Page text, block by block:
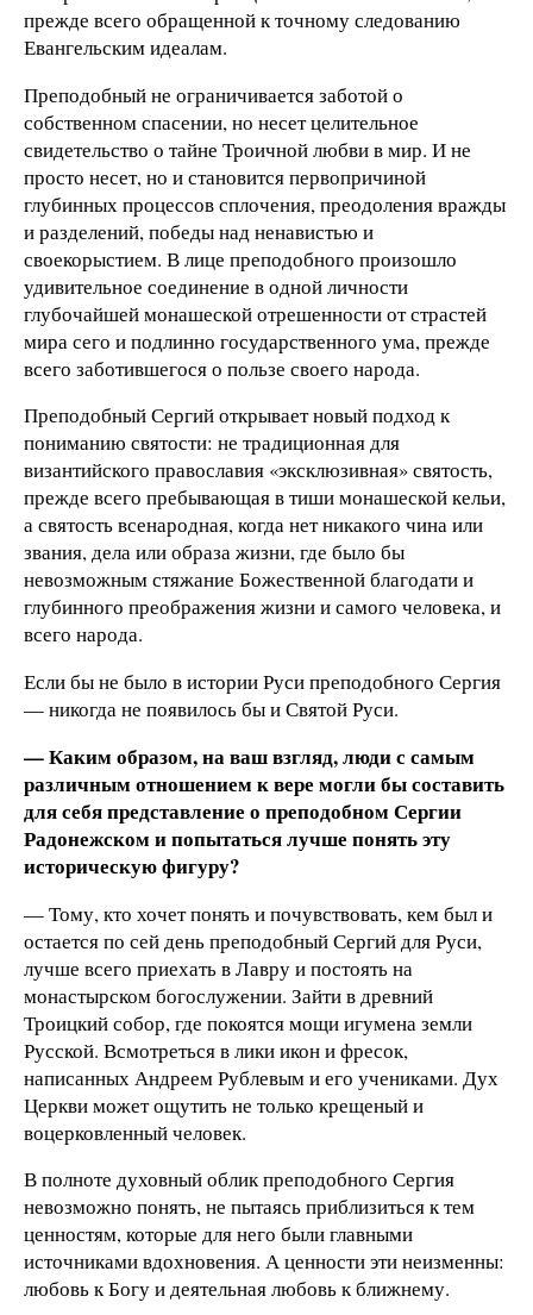
прежде всего обращенной к точному следованию
Евангельским идеалам.
Преподобный не ограничивается заботой о
собственном спасении, но несет целительное
свидетельство о тайне Троичной любви в мир. И не
просто несет, но и становится первопричиной
глубинных процессов сплочения, преодоления вражды
и разделений, победы над ненавистью и
своекорыстием. В лице преподобного произошло
удивительное соединение в одной личности
глубочайшей монашеской отрешенности от страстей
мира сего и подлинно государственного ума, прежде
всего заботившегося о пользе своего народа.
Преподобный Сергий открывает новый подход к
пониманию святости: не традиционная для
византийского православия «эксклюзивная» святость,
прежде всего пребывающая в тиши монашеской кельи,
а святость всенародная, когда нет никакого чина или
звания, дела или образа жизни, где было бы
невозможным стяжание Божественной благодати и
глубинного преображения жизни и самого человека, и
всего народа.
Если бы не было в истории Руси преподобного Сергия
— никогда не появилось бы и Святой Руси.
— Каким образом, на ваш взгляд, люди с самым
различным отношением к вере могли бы составить
для себя представление о преподобном Сергии
Радонежском и попытаться лучше понять эту
историческую фигуру?
— Тому, кто хочет понять и почувствовать, кем был и
остается по сей день преподобный Сергий для Руси,
лучше всего приехать в Лавру и постоять на
монастырском богослужении. Зайти в древний
Троицкий собор, где покоятся мощи игумена земли
Русской. Всмотреться в лики икон и фресок,
написанных Андреем Рублевым и его учениками. Дух
Церкви может ощутить не только крещеный и
воцерковленный человек.
В полноте духовный облик преподобного Сергия
невозможно понять, не пытаясь приблизиться к тем
ценностям, которые для него были главными
источниками вдохновения. А ценности эти неизменны:
любовь к Богу и деятельная любовь к ближнему.